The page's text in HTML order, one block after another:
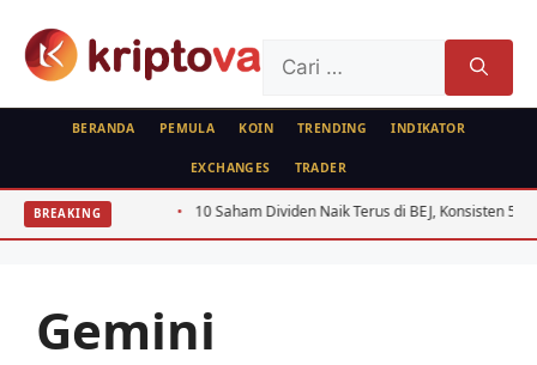
untuk:
BERANDA PEMULA KOIN TRENDING INDIKATOR
EXCHANGES TRADER
BREAKING
PoS 2026 10 Saham Dividen Naik Terus di BEJ, Konsisten 5 Tahun
Gemini